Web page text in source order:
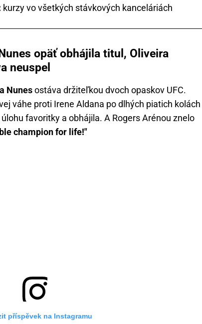
kurzy vo všetkých stávkových kanceláriách
opäť obhájila titul, Oliveira
neuspel
Nunesostáva držiteľkou dvoch opaskov UFC.
váhe proti Irene Aldana po dlhých piatich kolách
favoritky a obhájila. A Rogers Arénou znelo
champion for life!"
příspěvek na Instagramu